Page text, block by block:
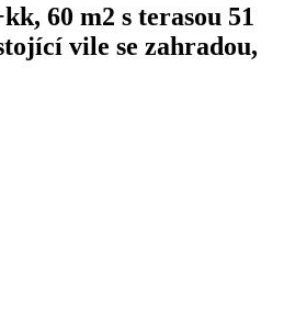
60 m2 s terasou 51
vile se zahradou,